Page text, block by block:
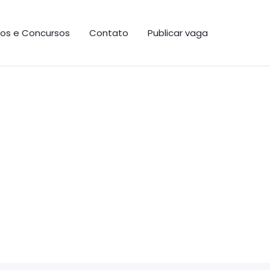
e Concursos Contato Publicar vaga